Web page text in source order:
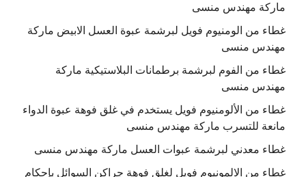
ماركة مهندس منسى
غطاء من الومنيوم فويل لبرشمة عبوة العسل الابيض ماركة
مهندس منسى
غطاء من الفوم لبرشمة برطمانات البلاستيكية ماركة
مهندس منسى
غطاء من الألومنيوم فويل يستخدم في غلق فوهة عبوة الدواء
مانعة للتسرب ماركة مهندس منسى
غطاء معدني لبرشمة عبوات العسل ماركة مهندس منسى
غطاء من الالمونيوم فويل لغلق فوهة جراكن السوائل بإحكام